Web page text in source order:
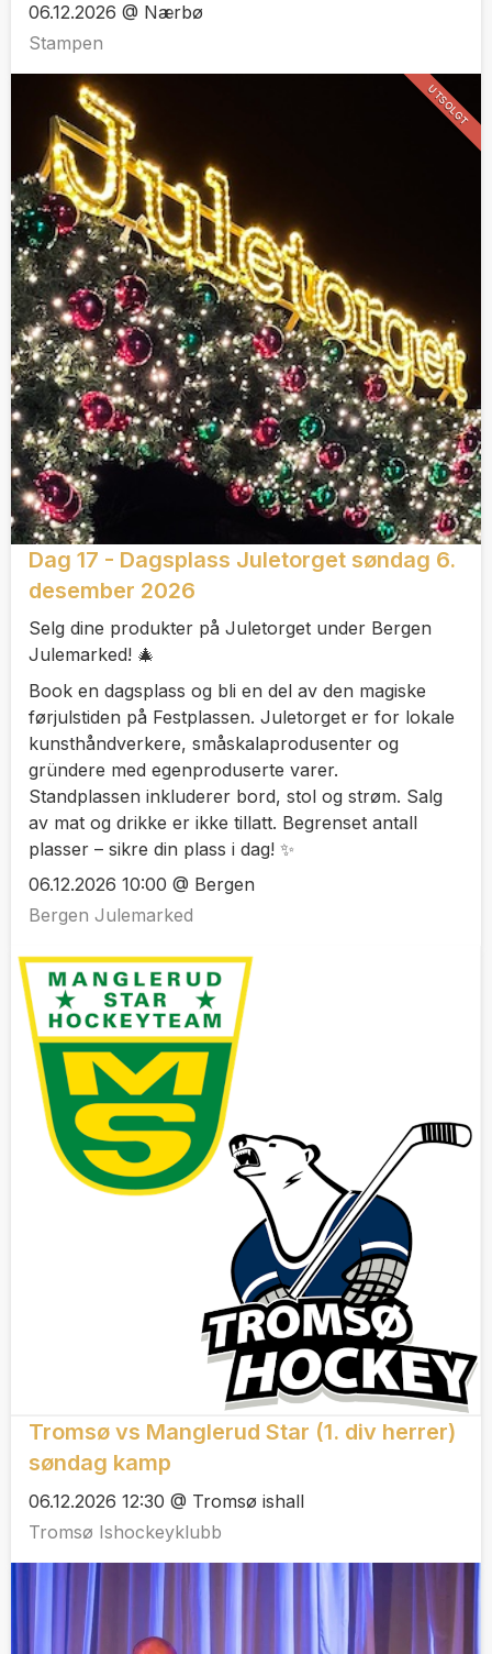
06.12.2026 @ Nærbø
Stampen
Dag 17 - Dagsplass Juletorget søndag 6.
desember 2026
Selg dine produkter på Juletorget under Bergen
Julemarked! 🎄
Book en dagsplass og bli en del av den magiske
førjulstiden på Festplassen. Juletorget er for lokale
kunsthåndverkere, småskalaprodusenter og
gründere med egenproduserte varer.
Standplassen inkluderer bord, stol og strøm. Salg
av mat og drikke er ikke tillatt. Begrenset antall
plasser – sikre din plass i dag! ✨
06.12.2026 10:00 @ Bergen
Bergen Julemarked
UTSOLGT
Tromsø vs Manglerud Star (1. div herrer)
søndag kamp
06.12.2026 12:30 @ Tromsø ishall
Tromsø Ishockeyklubb